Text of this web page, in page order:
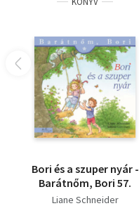
Bori és a szuper nyár -
Barátnőm, Bori 57.
Liane Schneider